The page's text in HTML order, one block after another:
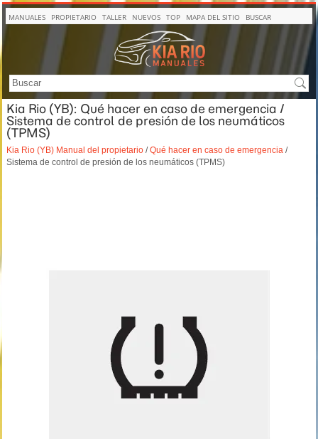
MANUALES PROPIETARIO TALLER NUEVOS TOP MAPA DEL SITIO BUSCAR
Kia Rio (YB): Qué hacer en caso de emergencia /
Sistema de control de presión de los neumáticos
(TPMS)
Kia Rio (YB) Manual del propietario /Qué hacer en caso de emergencia /
Sistema de control de presión de los neumáticos (TPMS)